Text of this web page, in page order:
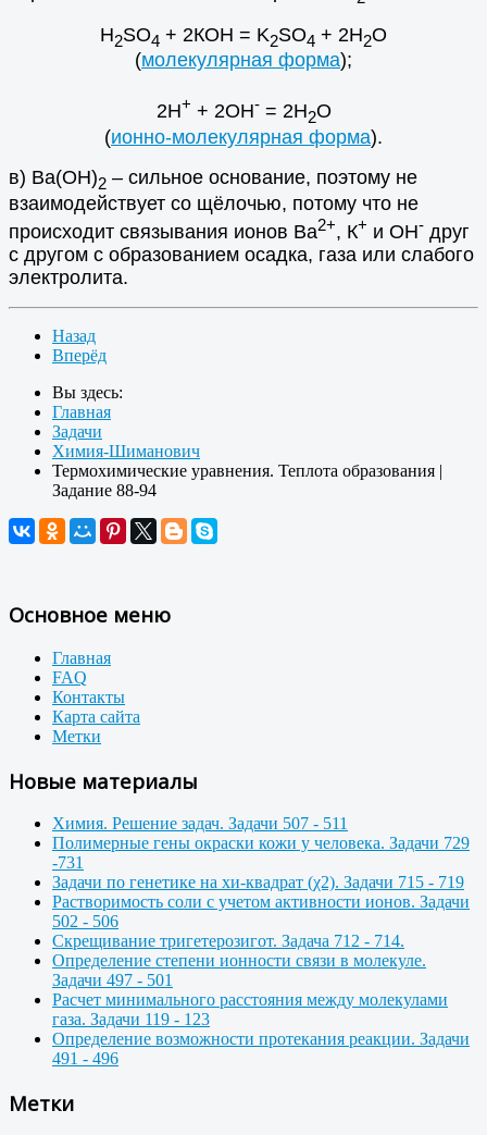
Н2SO4 + 2КОН = K2SO4 + 2H2O
(молекулярная форма);
2Н+ + 2ОН-= 2Н2О
(ионно-молекулярная форма).
в) Ва(ОН)2 – сильное основание, поэтому не
взаимодействует со щёлочью, потому что не
происходит связывания ионов Ва2+, К+ и ОН- друг
с другом с образованием осадка, газа или слабого
электролита.
Назад
Вперёд
Вы здесь:
Главная
Задачи
Химия-Шиманович
Термохимические уравнения. Теплота образования |
Задание 88-94
Основное меню
Главная
FAQ
Контакты
Карта сайта
Метки
Новые материалы
Химия. Решение задач. Задачи 507 - 511
Полимерные гены окраски кожи у человека. Задачи 729
-731
Задачи по генетике на хи-квадрат (χ2). Задачи 715 - 719
Растворимость соли с учетом активности ионов. Задачи
502 - 506
Скрещивание тригетерозигот. Задача 712 - 714.
Определение степени ионности связи в молекуле.
Задачи 497 - 501
Расчет минимального расстояния между молекулами
газа. Задачи 119 - 123
Определение возможности протекания реакции. Задачи
491 - 496
Метки